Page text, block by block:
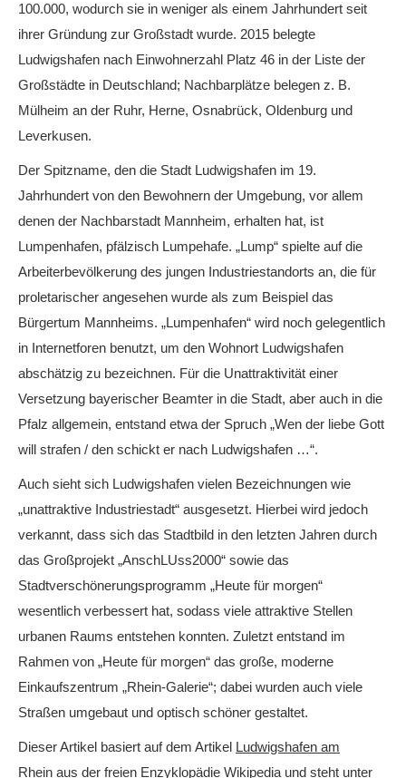
100.000, wodurch sie in weniger als einem Jahrhundert seit
ihrer Gründung zur Großstadt wurde. 2015 belegte
Ludwigshafen nach Einwohnerzahl Platz 46 in der Liste der
Großstädte in Deutschland; Nachbarplätze belegen z. B.
Mülheim an der Ruhr, Herne, Osnabrück, Oldenburg und
Leverkusen.
Der Spitzname, den die Stadt Ludwigshafen im 19.
Jahrhundert von den Bewohnern der Umgebung, vor allem
denen der Nachbarstadt Mannheim, erhalten hat, ist
Lumpenhafen, pfälzisch Lumpehafe. „Lump“ spielte auf die
Arbeiterbevölkerung des jungen Industriestandorts an, die für
proletarischer angesehen wurde als zum Beispiel das
Bürgertum Mannheims. „Lumpenhafen“ wird noch gelegentlich
in Internetforen benutzt, um den Wohnort Ludwigshafen
abschätzig zu bezeichnen. Für die Unattraktivität einer
Versetzung bayerischer Beamter in die Stadt, aber auch in die
Pfalz allgemein, entstand etwa der Spruch „Wen der liebe Gott
will strafen / den schickt er nach Ludwigshafen …“.
Auch sieht sich Ludwigshafen vielen Bezeichnungen wie
„unattraktive Industriestadt“ ausgesetzt. Hierbei wird jedoch
verkannt, dass sich das Stadtbild in den letzten Jahren durch
das Großprojekt „AnschLUss2000“ sowie das
Stadtverschönerungsprogramm „Heute für morgen“
wesentlich verbessert hat, sodass viele attraktive Stellen
urbanen Raums entstehen konnten. Zuletzt entstand im
Rahmen von „Heute für morgen“ das große, moderne
Einkaufszentrum „Rhein-Galerie“; dabei wurden auch viele
Straßen umgebaut und optisch schöner gestaltet.
Dieser Artikel basiert auf dem Artikel Ludwigshafen am
Rhein aus der freien Enzyklopädie Wikipedia und steht unter